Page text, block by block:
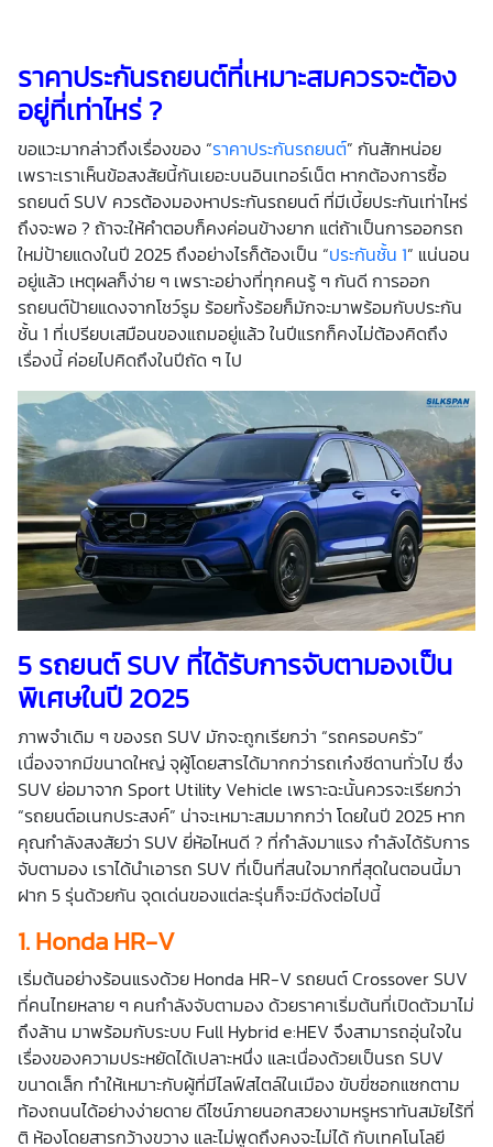
ราคาประกันรถยนต์ที่เหมาะสมควรจะต้อง
อยู่ที่เท่าไหร่ ?
ขอแวะมากล่าวถึงเรื่องของ “ราคาประกันรถยนต์” กันสักหน่อย
เพราะเราเห็นข้อสงสัยนี้กันเยอะบนอินเทอร์เน็ต หากต้องการซื้อ
รถยนต์ SUV ควรต้องมองหาประกันรถยนต์ ที่มีเบี้ยประกันเท่าไหร่
ถึงจะพอ ? ถ้าจะให้คำตอบก็คงค่อนข้างยาก แต่ถ้าเป็นการออกรถ
ใหม่ป้ายแดงในปี 2025 ถึงอย่างไรก็ต้องเป็น “ประกันชั้น 1” แน่นอน
อยู่แล้ว เหตุผลก็ง่าย ๆ เพราะอย่างที่ทุกคนรู้ ๆ กันดี การออก
รถยนต์ป้ายแดงจากโชว์รูม ร้อยทั้งร้อยก็มักจะมาพร้อมกับประกัน
ชั้น 1 ที่เปรียบเสมือนของแถมอยู่แล้ว ในปีแรกก็คงไม่ต้องคิดถึง
เรื่องนี้ ค่อยไปคิดถึงในปีถัด ๆ ไป
5 รถยนต์SUVที่ได้รับการจับตามองเป็น
พิเศษในปี 2025
ภาพจำเดิม ๆ ของรถ SUV มักจะถูกเรียกว่า “รถครอบครัว”
เนื่องจากมีขนาดใหญ่ จุผู้โดยสารได้มากกว่ารถเก๋งซีดานทั่วไป ซึ่ง
SUV ย่อมาจาก Sport Utility Vehicle เพราะฉะนั้นควรจะเรียกว่า
“รถยนต์อเนกประสงค์” น่าจะเหมาะสมมากกว่า โดยในปี 2025 หาก
คุณกำลังสงสัยว่า SUV ยี่ห้อไหนดี ? ที่กำลังมาแรง กำลังได้รับการ
จับตามอง เราได้นำเอารถ SUV ที่เป็นที่สนใจมากที่สุดในตอนนี้มา
ฝาก 5 รุ่นด้วยกัน จุดเด่นของแต่ละรุ่นก็จะมีดังต่อไปนี้
1.Honda HR-V
เริ่มต้นอย่างร้อนแรงด้วย Honda HR-V รถยนต์ Crossover SUV
ที่คนไทยหลาย ๆ คนกำลังจับตามอง ด้วยราคาเริ่มต้นที่เปิดตัวมาไม่
ถึงล้าน มาพร้อมกับระบบ Full Hybrid e:HEV จึงสามารถอุ่นใจใน
เรื่องของความประหยัดได้เปลาะหนึ่ง และเนื่องด้วยเป็นรถ SUV
ขนาดเล็ก ทำให้เหมาะกับผู้ที่มีไลฟ์สไตล์ในเมือง ขับขี่ซอกแซกตาม
ท้องถนนได้อย่างง่ายดาย ดีไซน์ภายนอกสวยงามหรูหราทันสมัยไร้ที่
ติ ห้องโดยสารกว้างขวาง และไม่พูดถึงคงจะไม่ได้ กับเทคโนโลยี